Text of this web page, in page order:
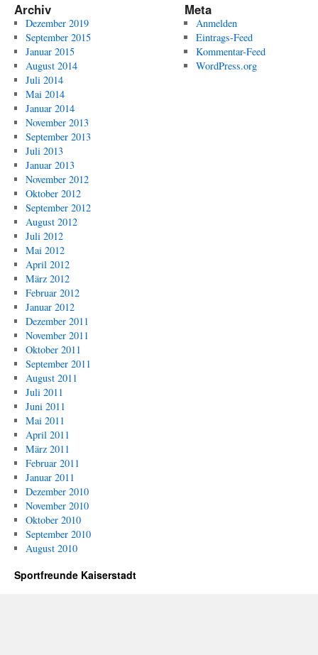
Archiv
Dezember 2019
September 2015
Januar 2015
August 2014
Juli 2014
Mai 2014
Januar 2014
November 2013
September 2013
Juli 2013
Januar 2013
November 2012
Oktober 2012
September 2012
August 2012
Juli 2012
Mai 2012
April 2012
März 2012
Februar 2012
Januar 2012
Dezember 2011
November 2011
Oktober 2011
September 2011
August 2011
Juli 2011
Juni 2011
Mai 2011
April 2011
März 2011
Februar 2011
Januar 2011
Dezember 2010
November 2010
Oktober 2010
September 2010
August 2010
Meta
Anmelden
Eintrags-Feed
Kommentar-Feed
WordPress.org
Sportfreunde Kaiserstadt